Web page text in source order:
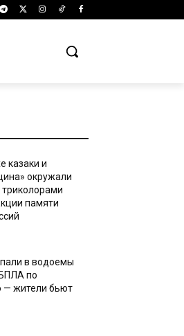
казаки и
окружали
памяти
в водоемы
по
жители бьют